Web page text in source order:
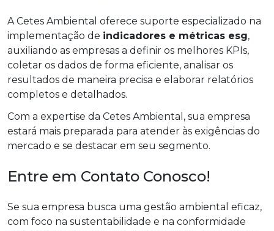
A Cetes Ambiental oferece suporte especializado na
implementação de indicadores e métricas esg,
auxiliando as empresas a definir os melhores KPIs,
coletar os dados de forma eficiente, analisar os
resultados de maneira precisa e elaborar relatórios
completos e detalhados.
Com a expertise da Cetes Ambiental, sua empresa
estará mais preparada para atender às exigências do
mercado e se destacar em seu segmento.
Entre em Contato Conosco!
Se sua empresa busca uma gestão ambiental eficaz,
com foco na sustentabilidade e na conformidade